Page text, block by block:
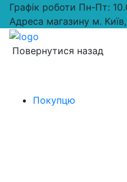
Графік роботи Пн-Пт:
Адреса магазину м.
Повернутися назад
Покупцю